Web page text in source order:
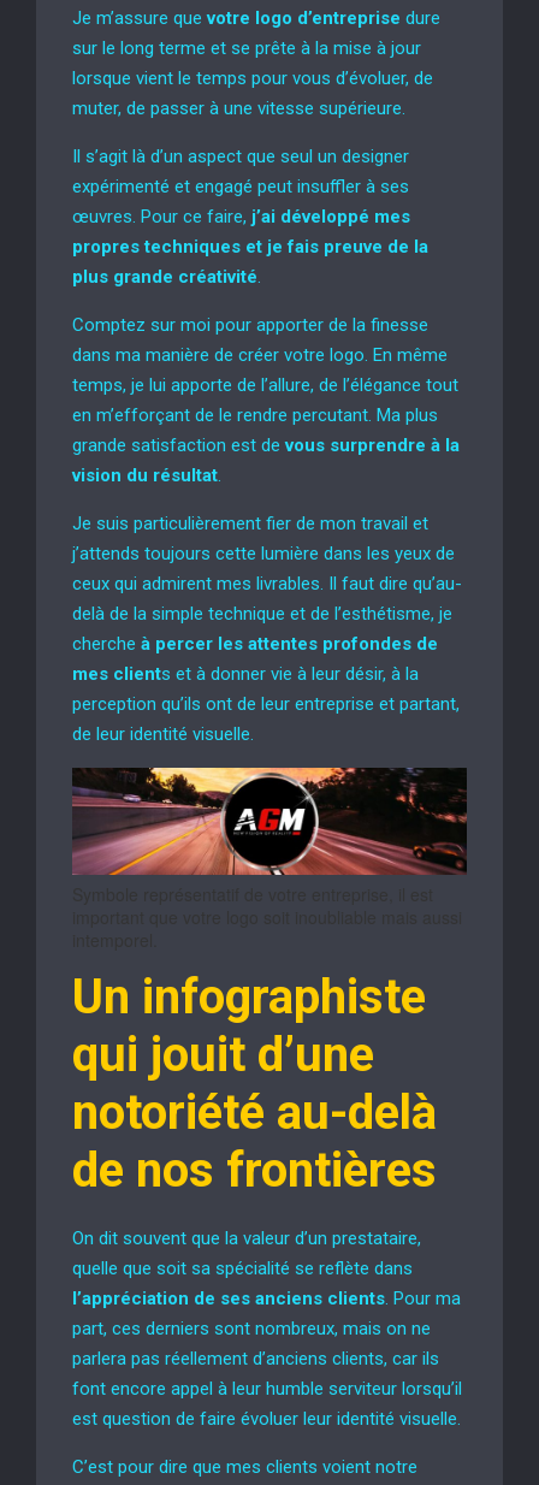
Je m’assure quevotre logo d’entreprise dure
sur le long terme et se prête à la mise à jour
lorsque vient le temps pour vous d’évoluer, de
muter, de passer à une vitesse supérieure.
Il s’agit là d’un aspect que seul un designer
expérimenté et engagé peut insuffler à ses
œuvres. Pour ce faire, j’ai développé mes
propres techniques et je fais preuve de la
plus grande créativité.
Comptez sur moi pour apporter de la finesse
dans ma manière de créer votre logo. En même
temps, je lui apporte de l’allure, de l’élégance tout
en m’efforçant de le rendre percutant. Ma plus
grande satisfaction est devous surprendre à la
vision du résultat.
Je suis particulièrement fier de mon travail et
j’attends toujours cette lumière dans les yeux de
ceux qui admirent mes livrables. Il faut dire qu’au-
delà de la simple technique et de l’esthétisme, je
cherche à percer les attentes profondes de
mes clients et à donner vie à leur désir, à la
perception qu’ils ont de leur entreprise et partant,
de leur identité visuelle.
Un infographiste
qui jouit d’une
notoriété au-delà
de nos frontières
On dit souvent que la valeur d’un prestataire,
quelle que soit sa spécialité se reflète dans
l’appréciation de ses anciens clients. Pour ma
part, ces derniers sont nombreux, mais on ne
parlera pas réellement d’anciens clients, car ils
font encore appel à leur humble serviteur lorsqu’il
est question de faire évoluer leur identité visuelle.
C’est pour dire que mes clients voient notre